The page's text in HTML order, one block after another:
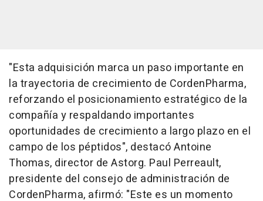
"Esta adquisición marca un paso importante en
la trayectoria de crecimiento de CordenPharma,
reforzando el posicionamiento estratégico de la
compañía y respaldando importantes
oportunidades de crecimiento a largo plazo en el
campo de los péptidos", destacó Antoine
Thomas, director de Astorg. Paul Perreault,
presidente del consejo de administración de
CordenPharma, afirmó: "Este es un momento